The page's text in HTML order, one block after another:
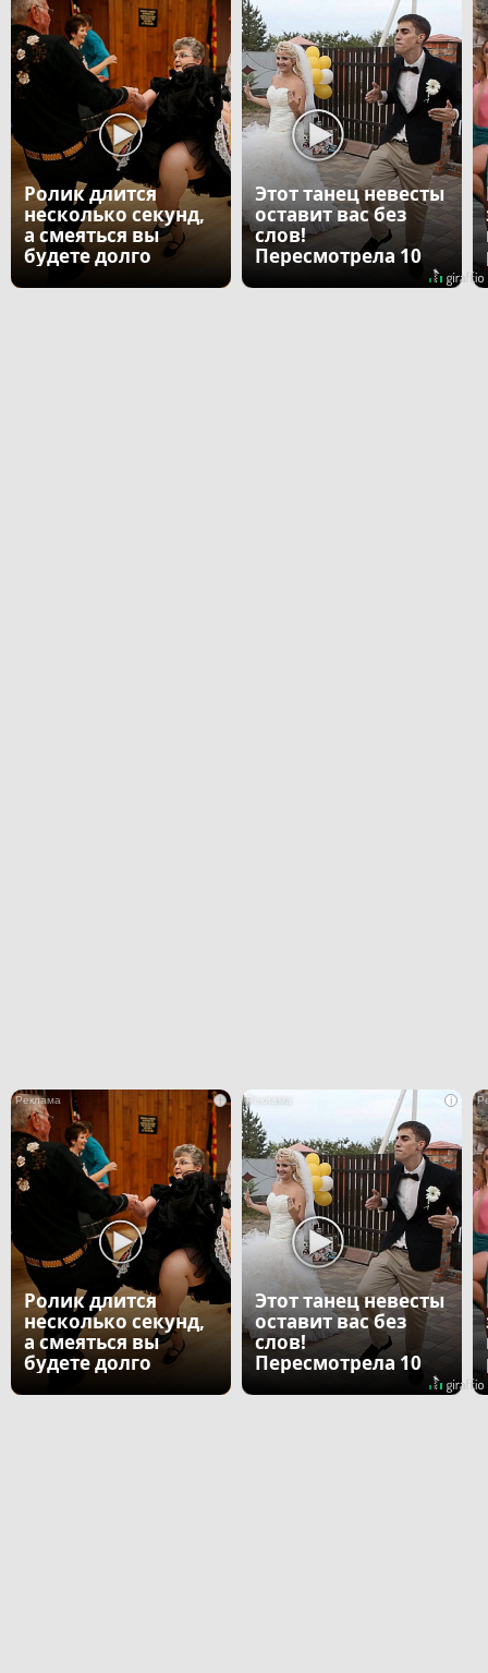
Ролик длится
несколько секунд,
а смеяться вы
будете долго
Этот танец невесты
оставит вас без
слов!
Пересмотрела 10
i
Ролик длится
несколько секунд,
а смеяться вы
будете долго
i
Этот танец невесты
оставит вас без
слов!
Пересмотрела 10